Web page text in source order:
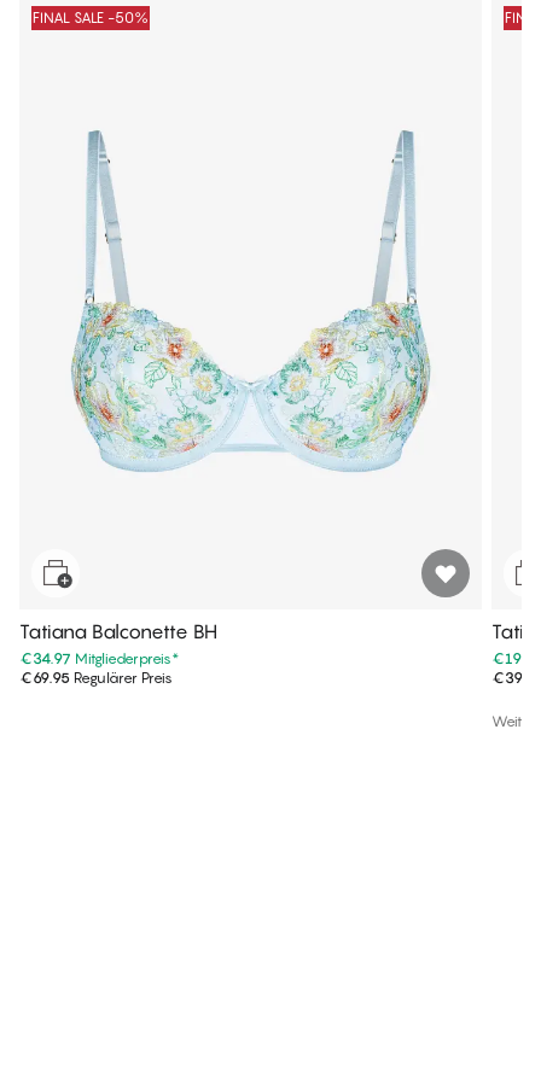
FINAL SALE -50%
Tatiana Balconette BH
€34.97 Mitgliederpreis*
€69.95 Regulärer Preis
€19.97